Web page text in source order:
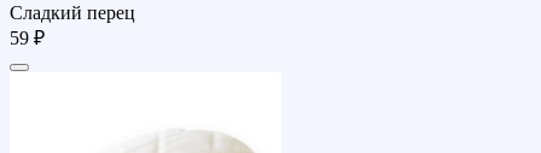
Сладкий перец
59 ₽